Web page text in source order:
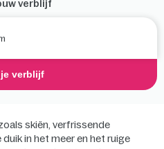
verblijf
verblijf
skiën, verfrissende
in het meer en het ruige